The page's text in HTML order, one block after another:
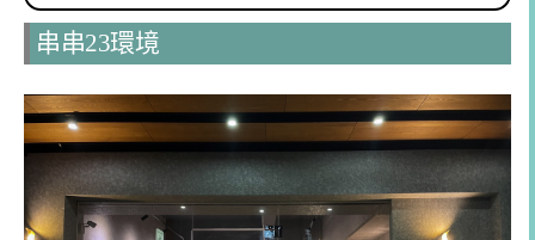
串串23環境